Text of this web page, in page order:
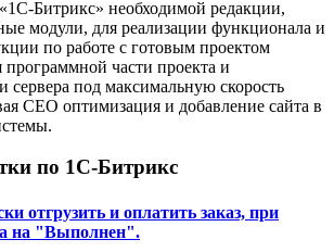
1С-Битрикс
необходимой редакции,
модули, для реализации функционала и
по работе с готовым проектом
части проекта и
сервера под максимальную скорость
СЕО оптимизация и добавление сайта в
по 1С-Битрикс
отгрузить и оплатить заказ, при
на "Выполнен".